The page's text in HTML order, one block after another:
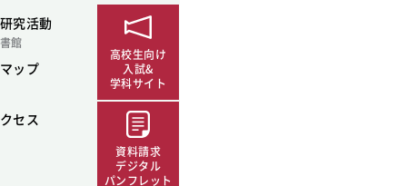
究活動
館
ップ
セス
高校生向け
入試&
学科サイト
資料請求
デジタル
パンフレット